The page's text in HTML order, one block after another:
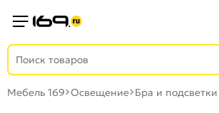
Мебель 169 Освещение Бра и подсветки